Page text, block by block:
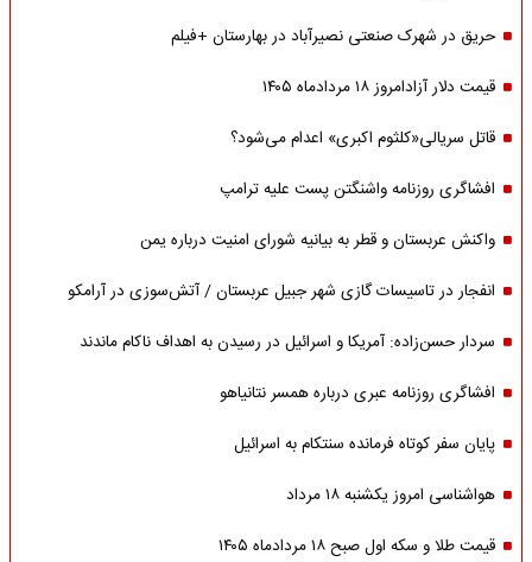
حریق در شهرک صنعتی نصیرآباد در بهارستان +فیلم
قیمت دلار آزادامروز ۱۸ مردادماه ۱۴۰۵
قاتل سریالی«کلثوم اکبری» اعدام می‌شود؟
افشاگری روزنامه واشنگتن پست علیه ترامپ
واکنش عربستان و قطر به بیانیه شورای امنیت درباره یمن
انفجار در تاسیسات گازی شهر جبیل عربستان / آتش‌سوزی در آرامکو
سردار حسن‌زاده: آمریکا و اسرائیل در رسیدن به اهداف ناکام ماندند
افشاگری روزنامه عبری درباره همسر نتانیاهو
پایان سفر کوتاه فرمانده سنتکام به اسرائیل
هواشناسی امروز یکشنبه ۱۸ مرداد
قیمت طلا و سکه اول صبح ۱۸ مردادماه ۱۴۰۵